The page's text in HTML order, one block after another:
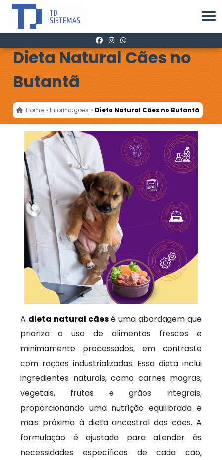
Dieta Natural Cães no
Butantã
Home » Informações » Dieta Natural Cães no Butantã
A dieta natural cães é uma abordagem que
prioriza o uso de alimentos frescos e
minimamente processados, em contraste
com rações industrializadas. Essa dieta inclui
ingredientes naturais, como carnes magras,
vegetais, frutas e grãos integrais,
proporcionando uma nutrição equilibrada e
mais próxima à dieta ancestral dos cães. A
formulação é ajustada para atender às
necessidades específicas de cada cão,